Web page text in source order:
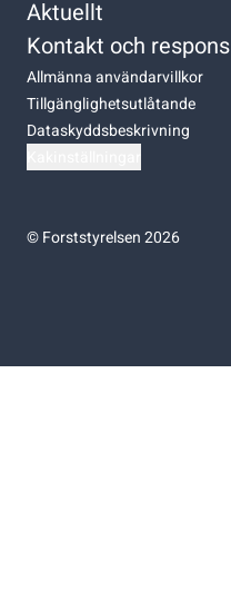
Aktuellt
Kontakt och respons
Allmänna användarvillkor
Tillgänglighetsutlåtande
Dataskyddsbeskrivning
©Forststyrelsen 2026